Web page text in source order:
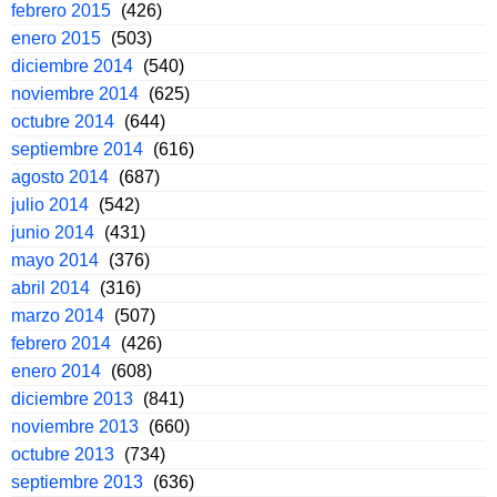
febrero 2015 (426)
enero 2015 (503)
diciembre 2014 (540)
noviembre 2014 (625)
octubre 2014 (644)
septiembre 2014 (616)
agosto 2014 (687)
julio 2014 (542)
junio 2014 (431)
mayo 2014 (376)
abril 2014 (316)
marzo 2014 (507)
febrero 2014 (426)
enero 2014 (608)
diciembre 2013 (841)
noviembre 2013 (660)
octubre 2013 (734)
septiembre 2013 (636)